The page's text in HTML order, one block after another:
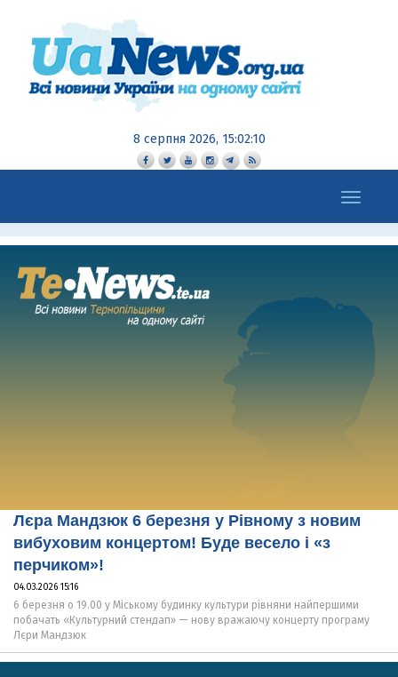
8 серпня 2026, 15:02:11
Toggle
navigation
Лєра Мандзюк 6 березня у Рівному з новим
вибуховим концертом! Буде весело і «з
перчиком»!
04.03.2026 15:16
6 березня о 19.00 у Міському будинку культури рівняни найпершими
побачать «Культурний стендап» — нову вражаючу концерту програму
Лєри Мандзюк